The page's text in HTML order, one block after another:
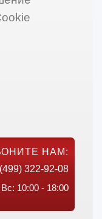
НАМ:
322-92-08
10:00 - 18:00